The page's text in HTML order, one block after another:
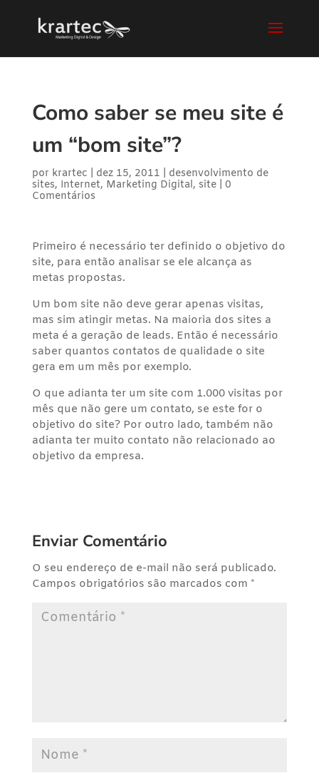
Como saber se meu site é
um “bom site”?
por krartec dez 15, 2011
desenvolvimento de
sites, Internet, Marketing Digital, site| 0
Comentários
Primeiro é necessário ter definido o objetivo do
site, para então analisar se ele alcança as
metas propostas.
Um bom site não deve gerar apenas visitas,
mas sim atingir metas. Na maioria dos sites a
meta é a geração de leads. Então é necessário
saber quantos contatos de qualidade o site
gera em um mês por exemplo.
O que adianta ter um site com 1.000 visitas por
mês que não gere um contato, se este for o
objetivo do site? Por outro lado, também não
adianta ter muito contato não relacionado ao
objetivo da empresa.
Enviar Comentário
O seu endereço de e-mail não será publicado.
Campos obrigatórios são marcados com *